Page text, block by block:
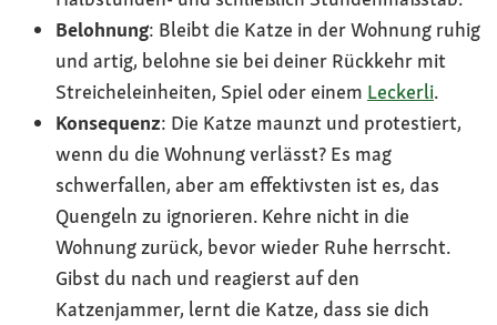
Belohnung: Bleibt die Katze in der Wohnung ruhig
und artig, belohne sie bei deiner Rückkehr mit
Streicheleinheiten, Spiel oder einem Leckerli.
Konsequenz: Die Katze maunzt und protestiert,
wenn du die Wohnung verlässt? Es mag
schwerfallen, aber am effektivsten ist es, das
Quengeln zu ignorieren. Kehre nicht in die
Wohnung zurück, bevor wieder Ruhe herrscht.
Gibst du nach und reagierst auf den
Katzenjammer, lernt die Katze, dass sie dich